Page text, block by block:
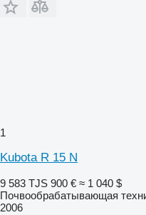
1
Kubota R 15 N
9 583 TJS 900 € ≈ 1 040 $
Почвообрабатывающая
2006